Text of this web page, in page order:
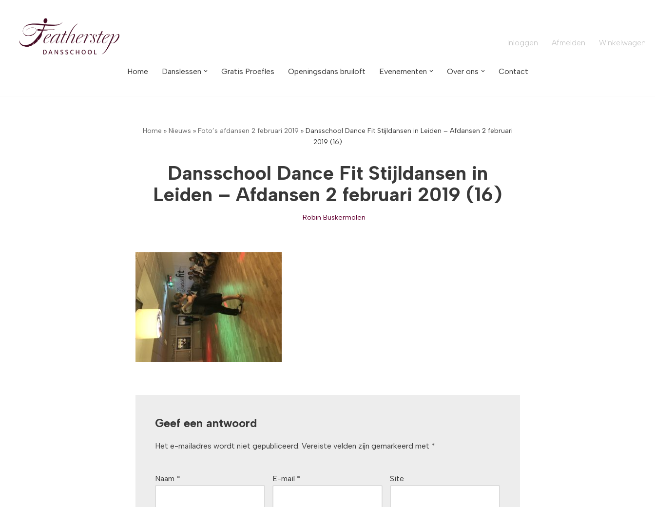
Meteen
naar
Inloggen Afmelden Winkelwagen
Home Danslessen Gratis Proefles Openingsdans bruiloft Evenementen Over ons Contact
Home » Nieuws » Foto’s afdansen 2 februari 2019 » Dansschool Dance Fit Stijldansen in Leiden – Afdansen 2 februari
2019 (16)
Dansschool Dance Fit Stijldansen in
Leiden – Afdansen 2 februari 2019 (16)
Robin Buskermolen
Geef een antwoord
Het e-mailadres wordt niet gepubliceerd. Vereiste velden zijn gemarkeerd met *
Naam * E-mail * Site